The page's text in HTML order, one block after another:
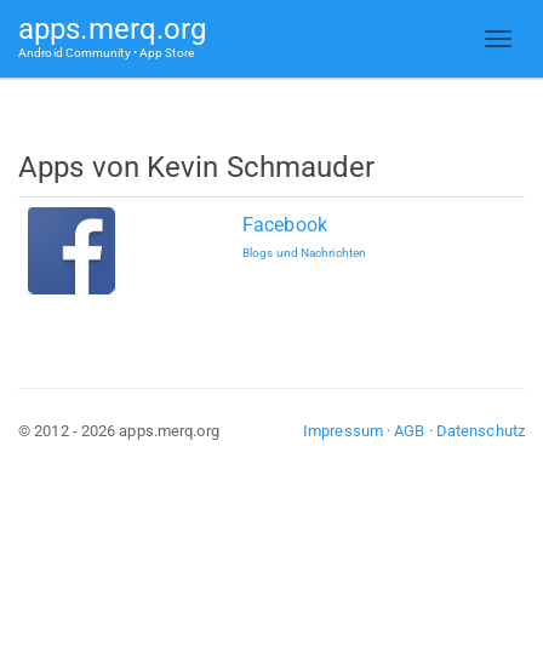
apps.merq.org
Android Community • App Store
Apps von Kevin Schmauder
Facebook
Blogs und Nachrichten
Impressum·AGB · Datenschutz
© 2012 - 2026 apps.merq.org